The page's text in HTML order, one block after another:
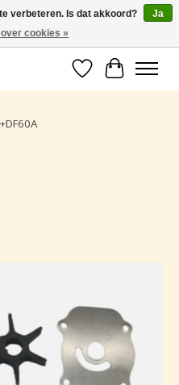
onderhoud.
Verlanglijst
verbeteren. Is dat akkoord?
Ja
over cookies »